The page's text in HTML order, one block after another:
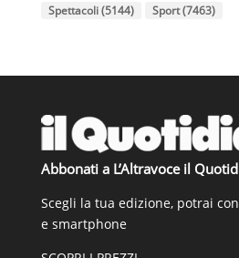
Spettacoli(5144) Sport(7463)
Abbonati a L’Altravoce il
Scegli la tua edizione, potrai
e smartphone